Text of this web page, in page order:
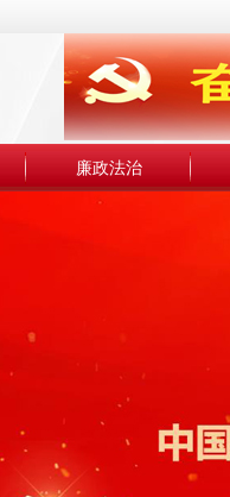
廉政法治